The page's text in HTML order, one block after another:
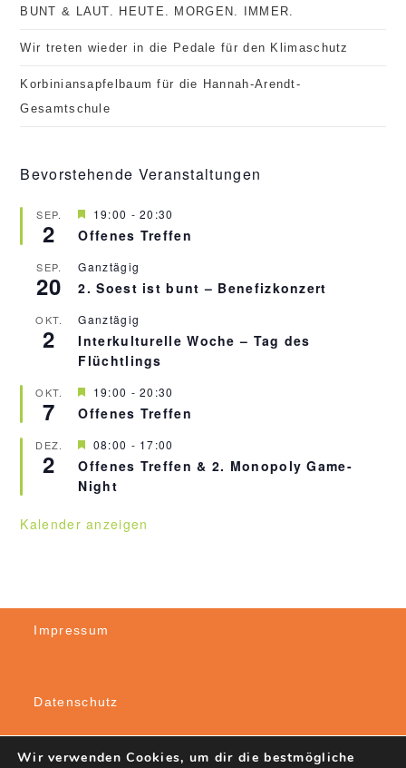
BUNT & LAUT. HEUTE. MORGEN. IMMER.
Wir treten wieder in die Pedale für den Klimaschutz
Korbiniansapfelbaum für die Hannah-Arendt-
Gesamtschule
Bevorstehende Veranstaltungen
SEP.
2
H
e
r
o
r
e
h
o
b
n
19:00 -20:30
Offenes Treffen
SEP.
20
Ganztägig
2. Soest ist bunt – Benefizkonzert
OKT.
2
Ganztägig
Interkulturelle Woche – Tag des
Flüchtlings
OKT.
7
H
e
r
o
r
e
o
19:00 -20:30
Offenes Treffen
DEZ.
2
H
e
r
v
g
08:00 - 17:00
Offenes Treffen & 2. Monopoly Game-
Night
Kalender anzeigen
Impressum
Datenschutz
Wir verwenden Cookies, um dir die bestmögliche